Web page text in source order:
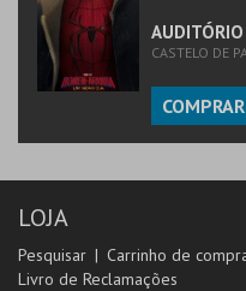
CASTELO DE
COMPRAR
LOJA
Pesquisar Carrinho de
Livro de Reclamações